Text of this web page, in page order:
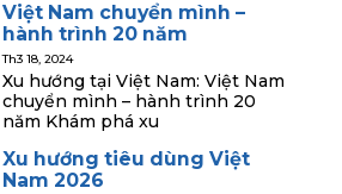
Việt Nam chuyển mình –
hành trình 20 năm
Th3 18, 2024
Xu hướng tại Việt Nam: Việt Nam
chuyển mình – hành trình 20
năm Khám phá xu
Xu hướng tiêu dùng Việt
Nam 2026